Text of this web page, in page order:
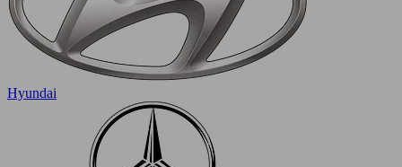
Hyundai